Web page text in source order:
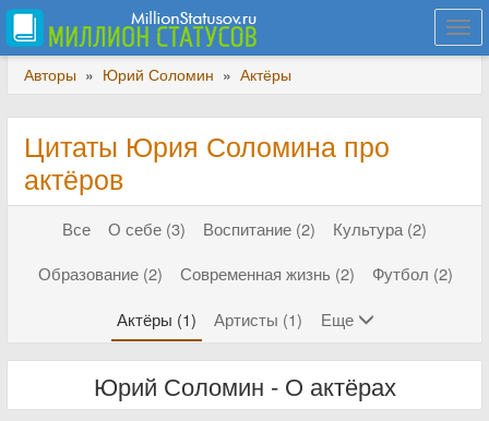
Авторы » Юрий Соломин » Актёры
Цитаты Юрия Соломина про
актёров
Все О себе (3) Воспитание (2)
Культура (2)
Образование (2)
Современная жизнь (2)
Футбол (2)
Актёры (1)
Артисты (1) Еще
Юрий Соломин - О актёрах